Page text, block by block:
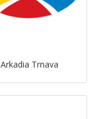
Arkadia Trnava